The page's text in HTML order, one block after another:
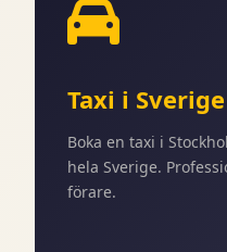
Taxi i Sverige
Boka en taxi i
hela Sverige.
förare.